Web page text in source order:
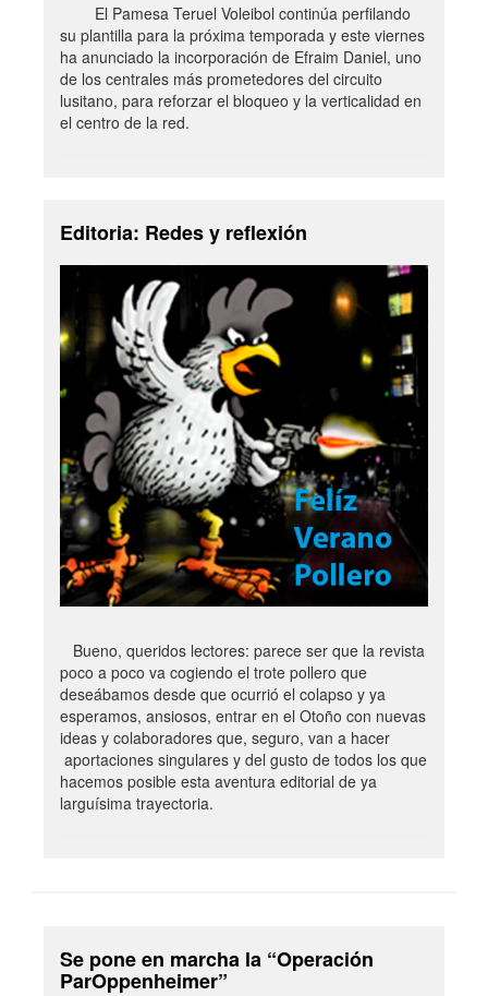
El Pamesa Teruel Voleibol continúa perfilando
su plantilla para la próxima temporada y este viernes
ha anunciado la incorporación de Efraim Daniel, uno
de los centrales más prometedores del circuito
lusitano, para reforzar el bloqueo y la verticalidad en
el centro de la red.
Editoria: Redes y reflexión
Bueno, queridos lectores: parece ser que la revista
poco a poco va cogiendo el trote pollero que
deseábamos desde que ocurrió el colapso y ya
esperamos, ansiosos, entrar en el Otoño con nuevas
ideas y colaboradores que, seguro, van a hacer
aportaciones singulares y del gusto de todos los que
hacemos posible esta aventura editorial de ya
larguísima trayectoria.
Se pone en marcha la “Operación
ParOppenheimer”